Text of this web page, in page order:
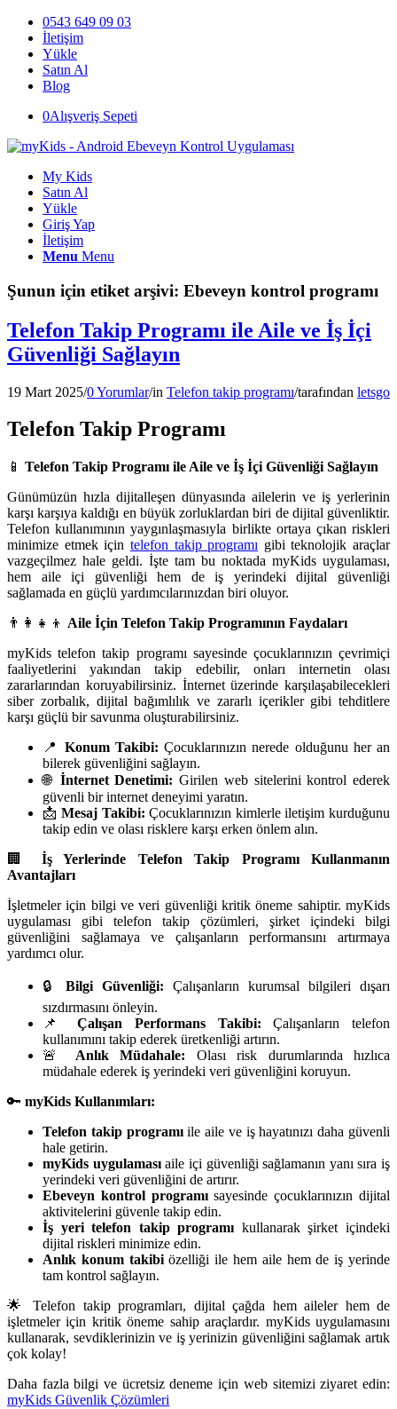
0543 649 09 03
İletişim
Yükle
Satın Al
Blog
0Alışveriş Sepeti
My Kids
Satın Al
Yükle
Giriş Yap
İletişim
Menu Menu
Şunun için etiket arşivi: Ebeveyn kontrol programı
Telefon Takip Programı ile Aile ve İş İçi
Güvenliği Sağlayın
19 Mart 2025/0 Yorumlar/in Telefon takip programı/tarafından letsgo
Telefon Takip Programı
📱 Telefon Takip Programı ile Aile ve İş İçi Güvenliği Sağlayın
Günümüzün hızla dijitalleşen dünyasında ailelerin ve iş yerlerinin
karşı karşıya kaldığı en büyük zorluklardan biri de dijital güvenliktir.
Telefon kullanımının yaygınlaşmasıyla birlikte ortaya çıkan riskleri
minimize etmek için telefon takip programı gibi teknolojik araçlar
vazgeçilmez hale geldi. İşte tam bu noktada myKids uygulaması,
hem aile içi güvenliği hem de iş yerindeki dijital güvenliği
sağlamada en güçlü yardımcılarınızdan biri oluyor.
👨‍👩‍👧‍👦 Aile İçin Telefon Takip Programının Faydaları
myKids telefon takip programı sayesinde çocuklarınızın çevrimiçi
faaliyetlerini yakından takip edebilir, onları internetin olası
zararlarından koruyabilirsiniz. İnternet üzerinde karşılaşabilecekleri
siber zorbalık, dijital bağımlılık ve zararlı içerikler gibi tehditlere
karşı güçlü bir savunma oluşturabilirsiniz.
📍 Konum Takibi: Çocuklarınızın nerede olduğunu her an
bilerek güvenliğini sağlayın.
🌐 İnternet Denetimi: Girilen web sitelerini kontrol ederek
güvenli bir internet deneyimi yaratın.
📩Mesaj Takibi: Çocuklarınızın kimlerle iletişim kurduğunu
takip edin ve olası risklere karşı erken önlem alın.
🏢 İş Yerlerinde Telefon Takip Programı Kullanmanın
Avantajları
İşletmeler için bilgi ve veri güvenliği kritik öneme sahiptir. myKids
uygulaması gibi telefon takip çözümleri, şirket içindeki bilgi
güvenliğini sağlamaya ve çalışanların performansını artırmaya
yardımcı olur.
🔒 Bilgi Güvenliği: Çalışanların kurumsal bilgileri dışarı
sızdırmasını önleyin.
📌Çalışan Performans Takibi: Çalışanların telefon
kullanımını takip ederek üretkenliği artırın.
🚨 Anlık Müdahale: Olası risk durumlarında hızlıca
müdahale ederek iş yerindeki veri güvenliğini koruyun.
🔑 myKids Kullanımları:
Telefon takip programıile aile ve iş hayatınızı daha güvenli
hale getirin.
myKids uygulamasıaile içi güvenliği sağlamanın yanı sıra iş
yerindeki veri güvenliğini de artırır.
Ebeveyn kontrol programısayesinde çocuklarınızın dijital
aktivitelerini güvenle takip edin.
İş yeri telefon takip programı kullanarak şirket içindeki
dijital riskleri minimize edin.
Anlık konum takibiözelliği ile hem aile hem de iş yerinde
tam kontrol sağlayın.
🌟 Telefon takip programları, dijital çağda hem aileler hem de
işletmeler için kritik öneme sahip araçlardır. myKids uygulamasını
kullanarak, sevdiklerinizin ve iş yerinizin güvenliğini sağlamak artık
çok kolay!
Daha fazla bilgi ve ücretsiz deneme için web sitemizi ziyaret edin:
myKids Güvenlik Çözümleri